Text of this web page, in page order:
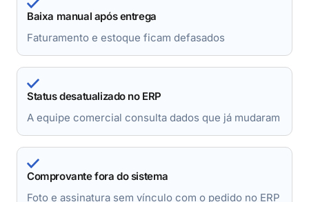
Baixa manual após entrega
Faturamento e estoque ficam defasados
Status desatualizado no ERP
A equipe comercial consulta dados que já mudaram
Comprovante fora do sistema
Foto e assinatura sem vínculo com o pedido no ERP